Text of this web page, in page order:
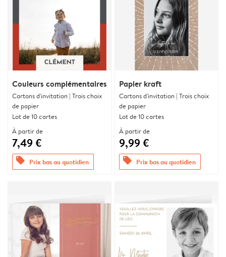
Couleurs complémentaires
Cartons d'invitation | Trois choix
de papier
Lot de 10 cartes
À partir de
7,49 €
offers Prix bas au quotidien
Papier kraft
Cartons d'invitation | Trois choix
de papier
Lot de 10 cartes
À partir de
9,99 €
offers Prix bas au quotidien